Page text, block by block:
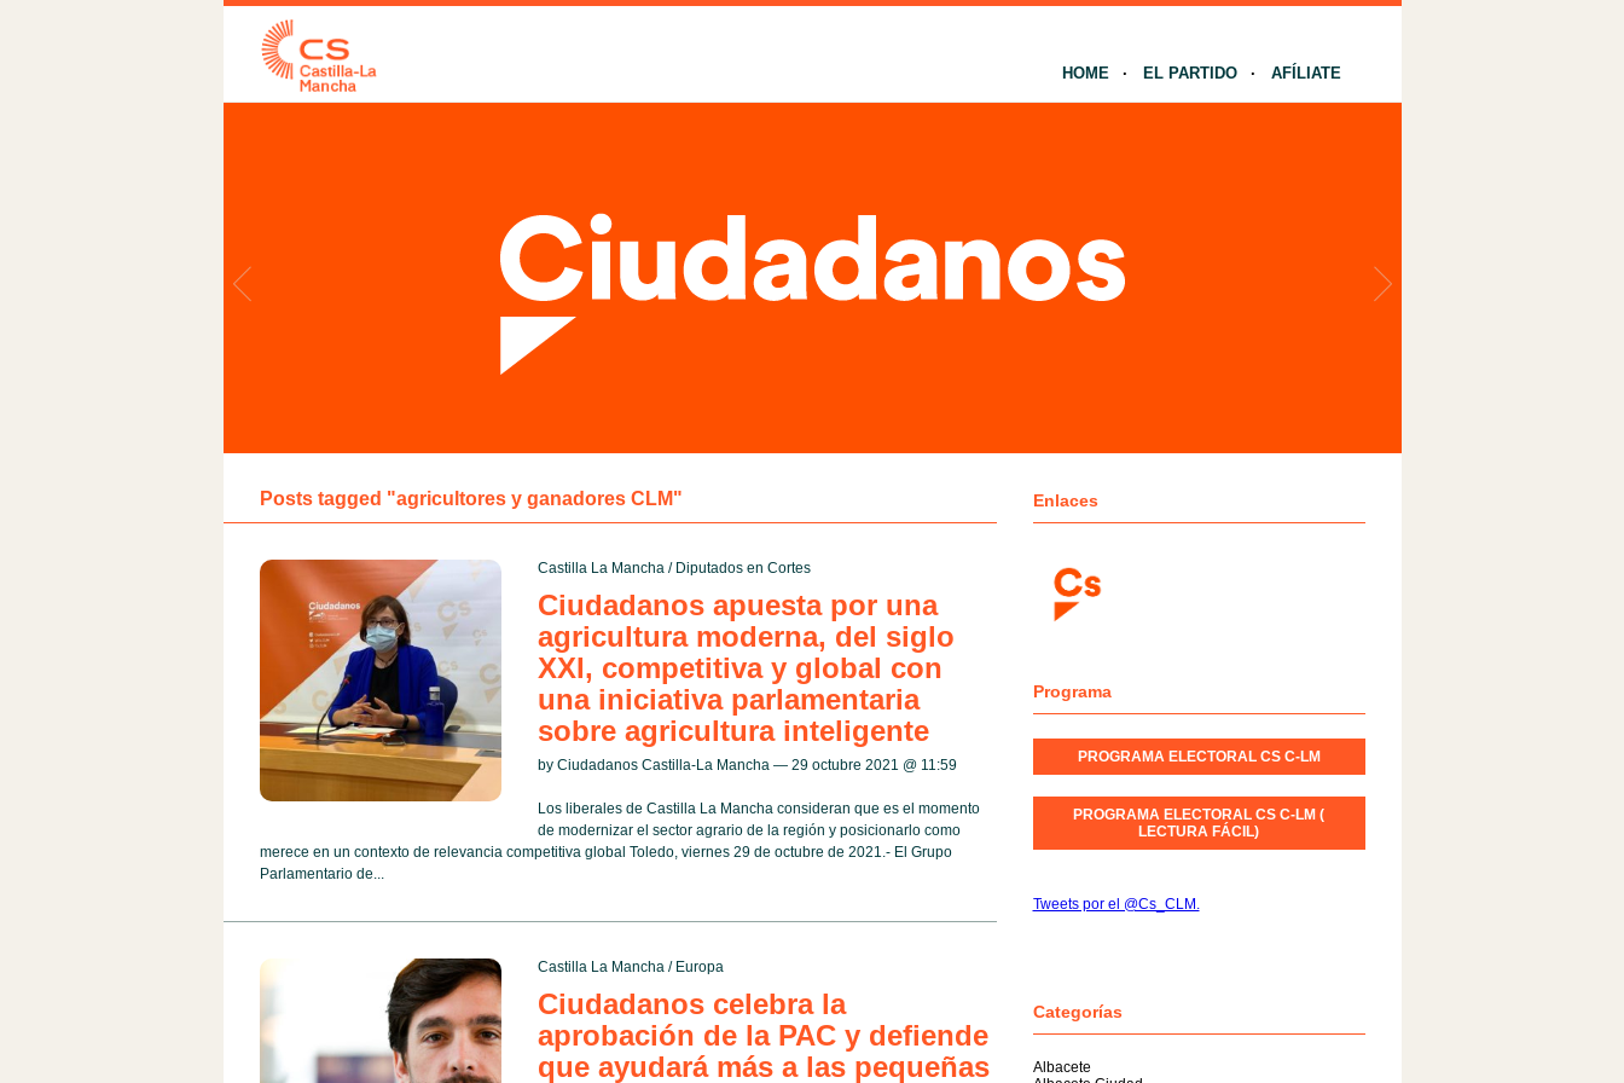
HOME EL PARTIDO AFÍLIATE
Posts tagged "agricultores y ganadores CLM"
Castilla La Mancha/ Diputados en Cortes
Ciudadanos apuesta por una
agricultura moderna, del siglo
XXI, competitiva y global con
una iniciativa parlamentaria
sobre agricultura inteligente
by Ciudadanos Castilla-La Mancha — 29 octubre 2021 @ 11:59
Los liberales de Castilla La Mancha consideran que es el momento
de modernizar el sector agrario de la región y posicionarlo como
merece en un contexto de relevancia competitiva global Toledo, viernes 29 de octubre de 2021.- El Grupo
Parlamentario de...
Castilla La Mancha/ Europa
Ciudadanos celebra la
aprobación de la PAC y defiende
que ayudará más a las pequeñas
Enlaces
Programa
PROGRAMA ELECTORAL CS C-LM
PROGRAMA ELECTORAL CS C-LM (
LECTURA FÁCIL)
Tweets por el @Cs_CLM.
Categorías
Albacete